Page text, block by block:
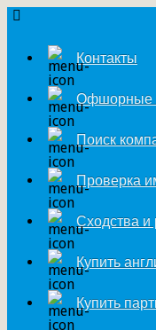
Контакты
Офшорные
Поиск
Проверка
Купить
Купить